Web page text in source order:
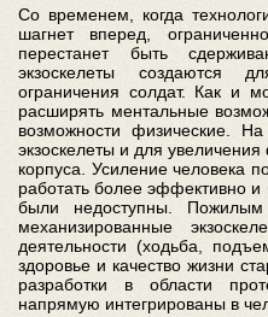
Со временем, когда
шагнет вперед,
перестанет быть
экзоскелеты создаются
ограничения солдат. Как и
расширять ментальные
возможности физические.
экзоскелеты и для
корпуса. Усиление человека
работать более эффективно и
были недоступны.
механизированные
деятельности (ходьба,
здоровье и качество жизни
разработки в области
напрямую интегрированы в